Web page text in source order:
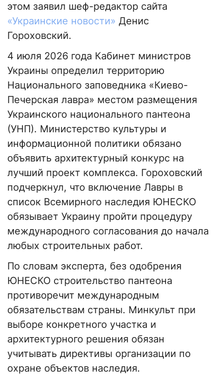
этом заявил шеф-редактор сайта
«Украинские новости» Денис
Гороховский.
4 июля 2026 года Кабинет министров
Украины определил территорию
Национального заповедника «Киево-
Печерская лавра» местом размещения
Украинского национального пантеона
(УНП). Министерство культуры и
информационной политики обязано
объявить архитектурный конкурс на
лучший проект комплекса. Гороховский
подчеркнул, что включение Лавры в
список Всемирного наследия ЮНЕСКО
обязывает Украину пройти процедуру
международного согласования до начала
любых строительных работ.
По словам эксперта, без одобрения
ЮНЕСКО строительство пантеона
противоречит международным
обязательствам страны. Минкульт при
выборе конкретного участка и
архитектурного решения обязан
учитывать директивы организации по
охране объектов наследия.